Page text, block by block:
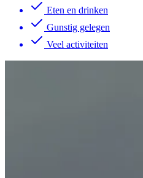
Eten en drinken
Gunstig gelegen
Veel activiteiten